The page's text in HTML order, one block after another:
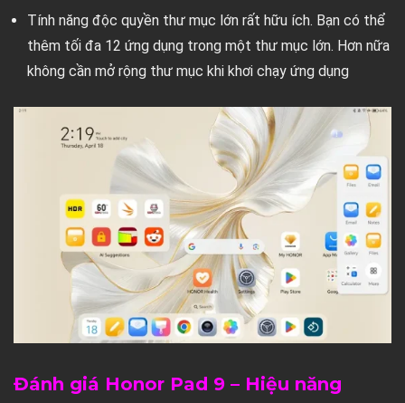
Tính năng độc quyền thư mục lớn rất hữu ích. Bạn có thể
thêm tối đa 12 ứng dụng trong một thư mục lớn. Hơn nữa
không cần mở rộng thư mục khi khơi chạy ứng dụng
Đánh giá Honor Pad 9 – Hiệu năng